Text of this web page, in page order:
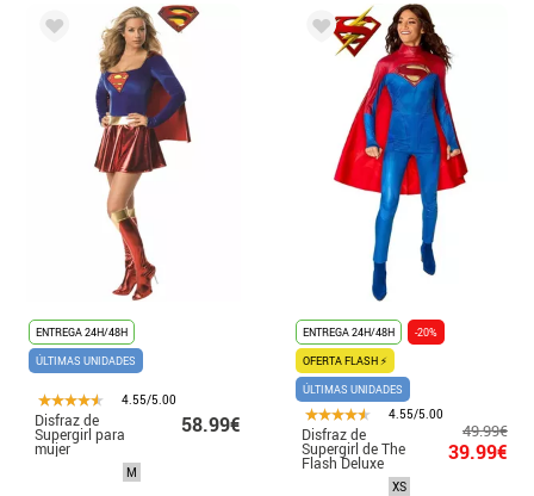
ENTREGA 24H/48H
ÚLTIMAS UNIDADES
4.55/5.00
Disfraz de
Supergirl para
mujer
58.99€
M
ENTREGA 24H/48H
-20%
OFERTA FLASH ⚡
ÚLTIMAS UNIDADES
4.55/5.00
Disfraz de
Supergirl de The
Flash Deluxe
49.99€
39.99€
XS